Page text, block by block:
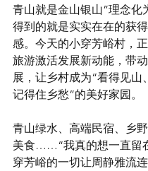
青山就是金山银山”理念化
得到的就是实实在在的获
感。今天的小穿芳峪村，
旅游激活发展新动能，带
展，让乡村成为“看得见山
记得住乡愁”的美好家园。
青山绿水、高端民宿、乡
美食……“我真的想一直留
穿芳峪的一切让周静雅流